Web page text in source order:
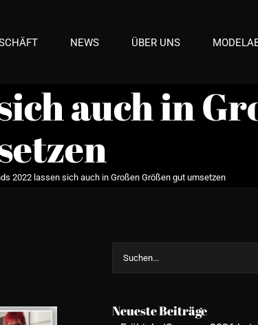
NEWS ÜBER UNS
auch in
2022 lassen sich auch in Großen Größen gut umsetzen
Suche
nach:
Neueste Beiträge